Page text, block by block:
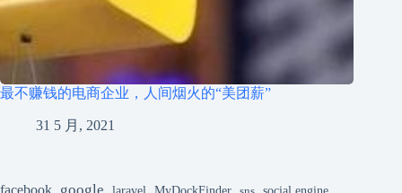
最不赚钱的电商企业，人间烟火的“美团薪”
31 5 月, 2021
facebook google